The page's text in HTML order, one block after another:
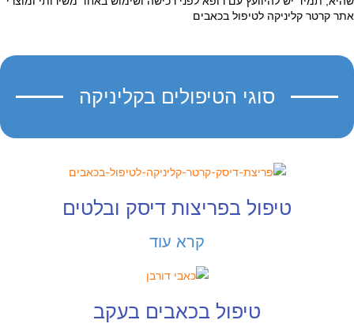
קליניקה לטיפול בכאבים
סוגי הטיפולים בקליניקה
טיפול בפריצות דיסק ובלטים
קרא עוד
טיפול בכאבים בעקב